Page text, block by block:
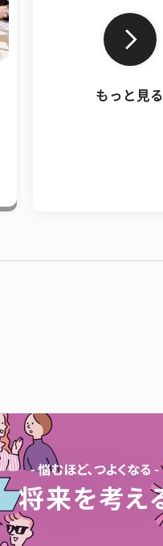
もっと見る